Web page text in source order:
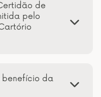
de
pelo
benefício da